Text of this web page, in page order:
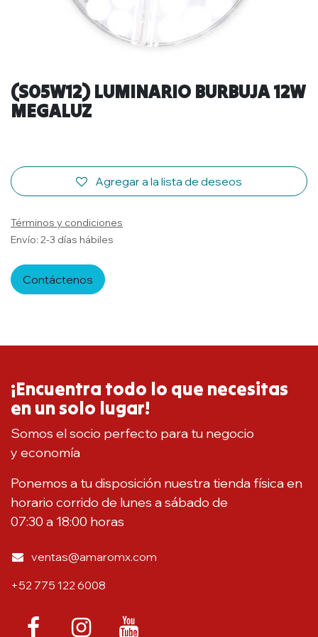
(S05W12) LUMINARIO BURBUJA 12W
MEGALUZ
Agregar a la lista de deseos
Términos y condiciones
Envío: 2-3 días hábiles
Contáctenos
¡Encuentra todo lo que necesitas
en un solo lugar!
Somos el socio perfecto para tu negocio
y economía
Ponemos a tu disposición nuestra tienda física en
horario corrido de lunes a sábado de
07:30 a 18:00 horas
ventas@amaromx.com
+52 775 122 6008